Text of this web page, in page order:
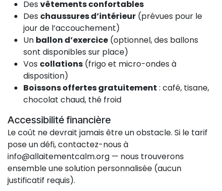
Des vêtements confortables
Des chaussures d’intérieur (prévues pour le
jour de l’accouchement)
Un ballon d’exercice (optionnel, des ballons
sont disponibles sur place)
Vos collations (frigo et micro-ondes à
disposition)
Boissons offertes gratuitement : café, tisane,
chocolat chaud, thé froid
Accessibilité financière
Le coût ne devrait jamais être un obstacle. Si le tarif
pose un défi, contactez-nous à
info@allaitementcalm.org — nous trouverons
ensemble une solution personnalisée (aucun
justificatif requis).